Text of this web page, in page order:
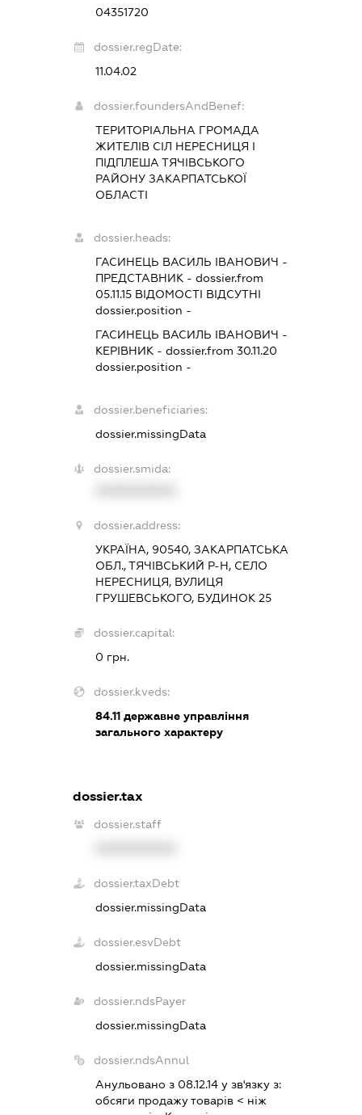
04351720
dossier.regDate:
11.04.02
dossier.foundersAndBenef:
ТЕРИТОРІАЛЬНА ГРОМАДА
ЖИТЕЛІВ СІЛ НЕРЕСНИЦЯ І
ПІДПЛЕША ТЯЧІВСЬКОГО
РАЙОНУ ЗАКАРПАТСЬКОЇ
ОБЛАСТІ
dossier.heads:
ГАСИНЕЦЬ ВАСИЛЬ ІВАНОВИЧ -
ПРЕДСТАВНИК- dossier.from
05.11.15ВІДОМОСТІ ВІДСУТНІ
dossier.position -
ГАСИНЕЦЬ ВАСИЛЬ ІВАНОВИЧ -
КЕРІВНИК- dossier.from 30.11.20
dossier.position -
dossier.beneficiaries:
dossier.missingData
dossier.smida:
dossier.address:
УКРАЇНА, 90540, ЗАКАРПАТСЬКА
ОБЛ., ТЯЧІВСЬКИЙ Р-Н, СЕЛО
НЕРЕСНИЦЯ, ВУЛИЦЯ
ГРУШЕВСЬКОГО, БУДИНОК 25
dossier.capital:
0 грн.
dossier.kveds:
84.11державне управління
загального характеру
dossier.tax
dossier.staff
dossier.taxDebt
dossier.missingData
dossier.esvDebt
dossier.missingData
dossier.ndsPayer
dossier.missingData
dossier.ndsAnnul
Анульовано з 08.12.14 у зв'язку з:
обсяги продажу товарiв < нiж